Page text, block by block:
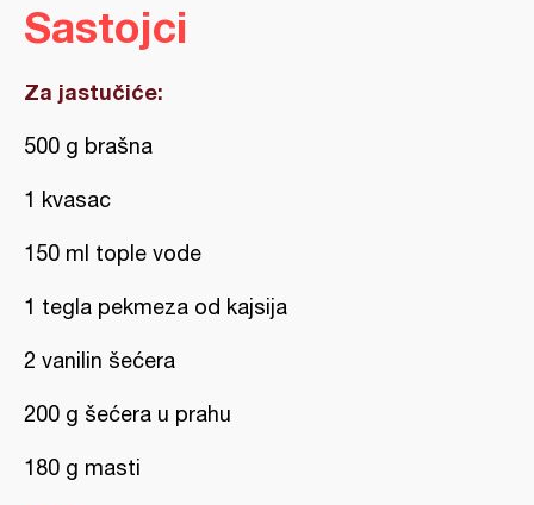
Sastojci
Za jastučiće:
500 g brašna
1 kvasac
150 ml tople vode
1 tegla pekmeza od kajsija
2 vanilin šećera
200 g šećera u prahu
180 g masti